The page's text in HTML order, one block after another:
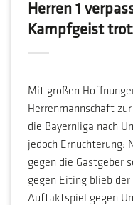
Herren 1
Kampfgeist
Mit großen
Herrenmannschaft
die Bayernliga nach
jedoch Ernüchterung:
gegen die Gastgeber
gegen Eiting blieb
Auftaktspiel gegen